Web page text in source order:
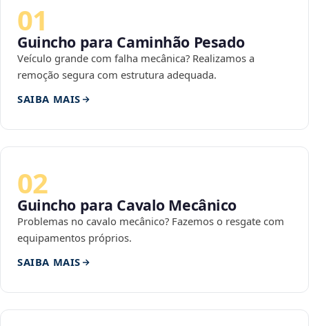
01
Guincho para Caminhão Pesado
Veículo grande com falha mecânica? Realizamos a
remoção segura com estrutura adequada.
SAIBA MAIS
02
Guincho para Cavalo Mecânico
Problemas no cavalo mecânico? Fazemos o resgate com
equipamentos próprios.
SAIBA MAIS